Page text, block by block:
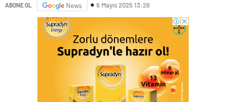
ABONE OL News 6 Mayıs 2025 13:26